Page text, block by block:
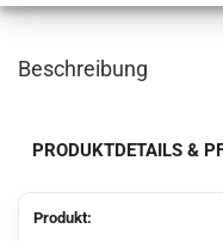
Beschreibung
PRODUKTDETAILS &
Produkt: